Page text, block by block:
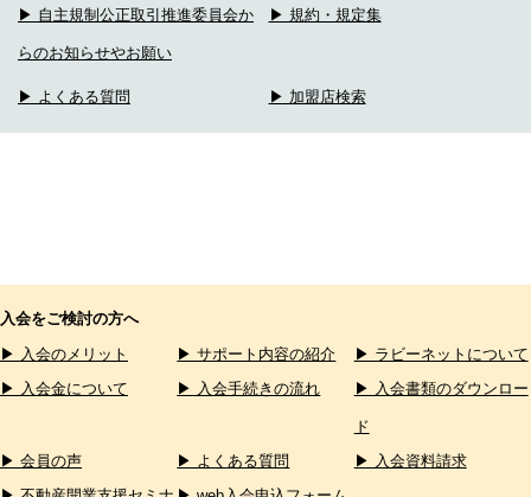
▶ 自主規制公正取引推進委員会か
らのお知らせやお願い
▶ 規約・規定集
▶ よくある質問 ▶ 加盟店検索
入会をご検討の方へ
▶ 入会のメリット
▶ サポート内容の紹介
▶ ラビーネットについて
▶ 入会金について
▶ 入会手続きの流れ ▶ 入会書類のダウンロー
ド
▶ 会員の声
▶ よくある質問
▶ 入会資料請求